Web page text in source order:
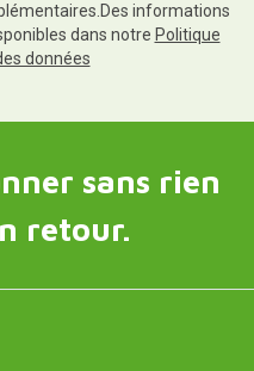
informations
dans notre Politique
données
sans rien
retour.